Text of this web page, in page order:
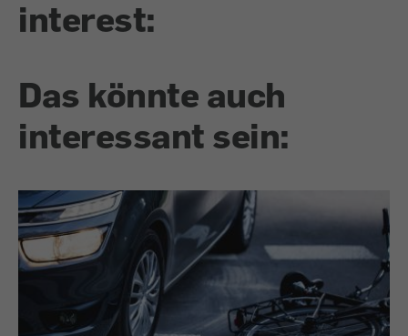
interest:
Das könnte auch
interessant sein: